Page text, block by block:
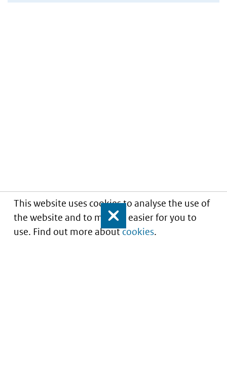
This website uses cookies to analyse the use of
the website and to make it easier for you to
use. Find out more aboutcookies.
Close